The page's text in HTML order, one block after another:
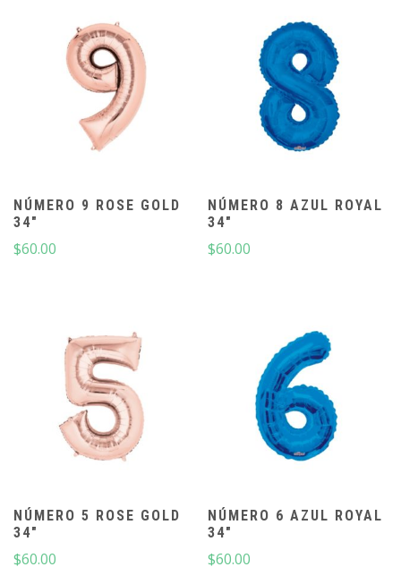
NÚMERO 9 ROSE GOLD
34″
$60.00
NÚMERO 8 AZUL ROYAL
34″
$60.00
NÚMERO 5 ROSE GOLD
34″
$60.00
NÚMERO 6 AZUL ROYAL
34″
$60.00